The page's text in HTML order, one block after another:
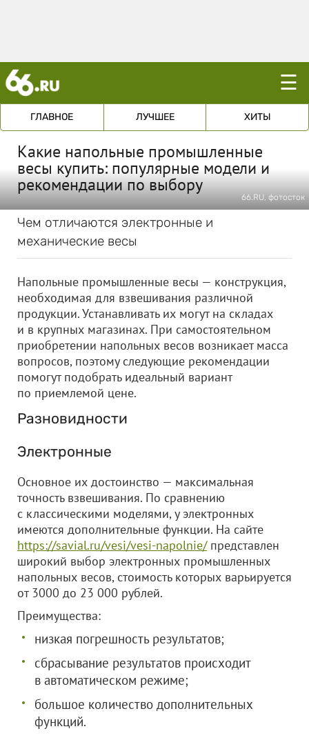
☰
ГЛАВНОЕ ЛУЧШЕЕ ХИТЫ
Какие напольные промышленные
весы купить: популярные модели и
рекомендации по выбору
66.RU, фотосток
Чем отличаются электронные и
механические весы
Напольные промышленные весы — конструкция,
необходимая для взвешивания различной
продукции. Устанавливать их могут на складах
и в крупных магазинах. При самостоятельном
приобретении напольных весов возникает масса
вопросов, поэтому следующие рекомендации
помогут подобрать идеальный вариант
по приемлемой цене.
Разновидности
Электронные
Основное их достоинство — максимальная
точность взвешивания. По сравнению
с классическими моделями, у электронных
имеются дополнительные функции. На сайте
https://savial.ru/vesi/vesi-napolnie/представлен
широкий выбор электронных промышленных
напольных весов, стоимость которых варьируется
от 3000 до 23 000 рублей.
Преимущества:
низкая погрешность результатов;
сбрасывание результатов происходит
в автоматическом режиме;
большое количество дополнительных
функций.